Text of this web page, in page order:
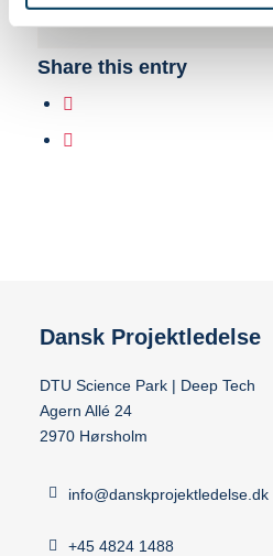
brancher,
Share this entry
Dansk Projektledelse
DTU Science Park | Deep Tech
Agern Allé 24
2970 Hørsholm
info@danskprojektledelse.dk
+45 4824 1488